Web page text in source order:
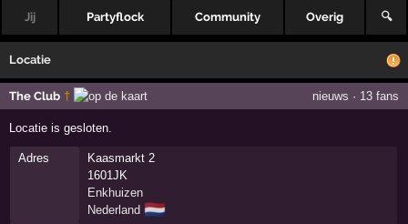
Jij Partyflock Community Overig 🔍
Locatie
The Club † nieuws · 13 fans
Locatie is gesloten.
Adres
Kaasmarkt 2
1601JK
Enkhuizen
Nederland 🇳🇱